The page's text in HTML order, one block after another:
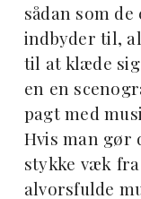
sådan som
indbyder til,
til at klæde sig
en en
pagt med
Hvis man gør
stykke væk
alvorsfulde